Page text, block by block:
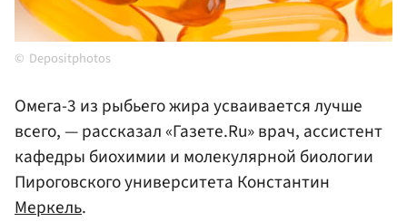
Depositphotos
Омега-3 из рыбьего жира усваивается лучше
всего, — рассказал «Газете.Ru» врач, ассистент
кафедры биохимии и молекулярной биологии
Пироговского университета Константин
Меркель.